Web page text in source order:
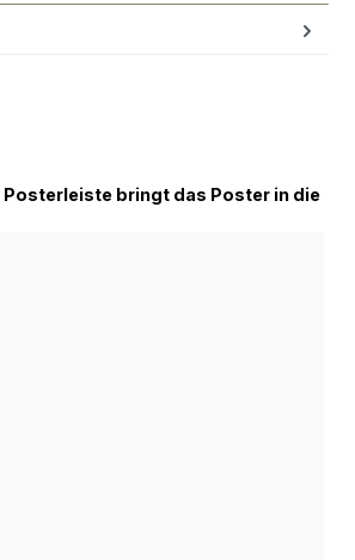
Posterleiste bringt das Poster in die